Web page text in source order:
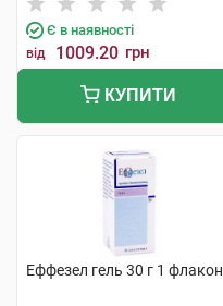
Є в наявності
від 1009.20 грн
КУПИТИ
Еффезел гель 30 г 1 флакон